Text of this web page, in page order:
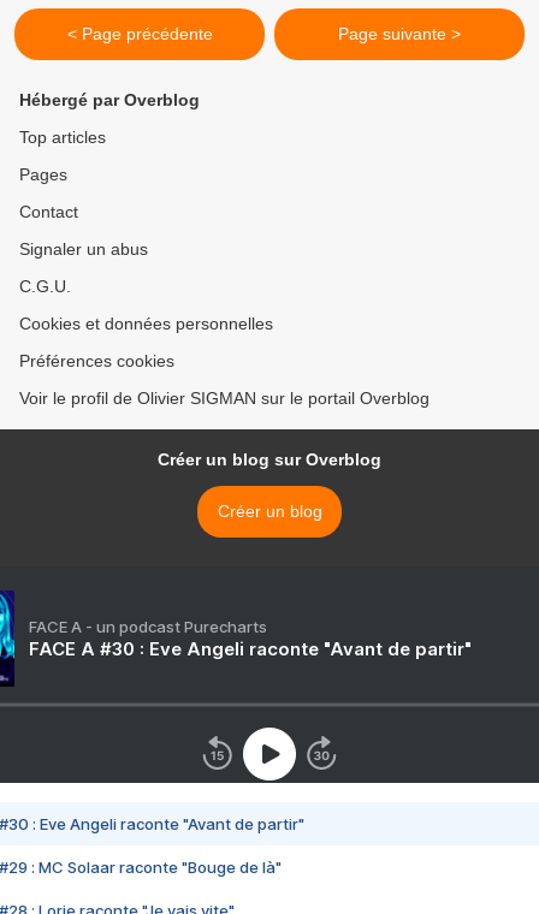
< Page précédente Page suivante >
Hébergé par Overblog
Top articles
Pages
Contact
Signaler un abus
C.G.U.
Cookies et données personnelles
Préférences cookies
Voir le profil de Olivier SIGMAN sur le portail Overblog
Créer un blog sur Overblog
Créer un blog
FACE A - un podcast Purecharts
FACE A #30 : Eve Angeli raconte "Avant de partir"
#30 : Eve Angeli raconte "Avant de partir"
#29 : MC Solaar raconte "Bouge de là"